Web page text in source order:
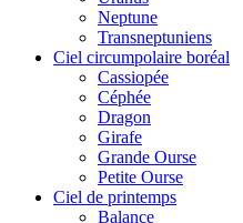
Neptune
Transneptuniens
Ciel circumpolaire boréal
Cassiopée
Céphée
Dragon
Girafe
Grande Ourse
Petite Ourse
Ciel de printemps
Balance